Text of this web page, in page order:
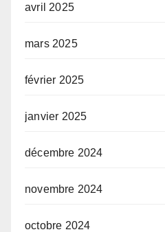
avril 2025
mars 2025
février 2025
janvier 2025
décembre 2024
novembre 2024
octobre 2024